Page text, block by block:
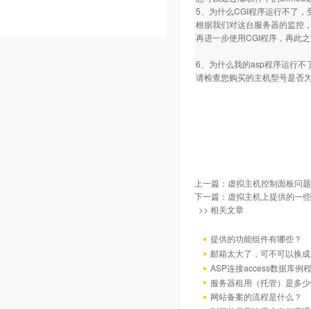
5、为什么CGI程序运行不了，
根据我们对这台服务器的监控
再进一步使用CGI程序，再此
6、为什么我的asp程序运行不
请检查您购买的主机型号是否
上一篇： 虚拟主机控制面板问题
下一篇： 虚拟主机上提供的一
>> 相关文章
提供的功能组件有哪些？
邮箱太大了，可不可以换
ASP连接access数据库例程
服务器租用（托管）是多
网站备案的流程是什么？